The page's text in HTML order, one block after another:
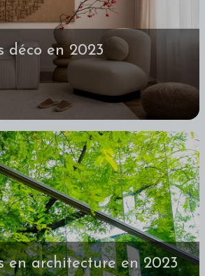
déco en 2023
en architecture en 2023